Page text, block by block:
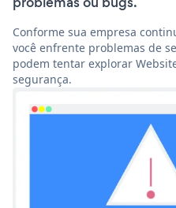
Conforme sua empresa
você enfrente problemas de
podem tentar explorar
segurança.